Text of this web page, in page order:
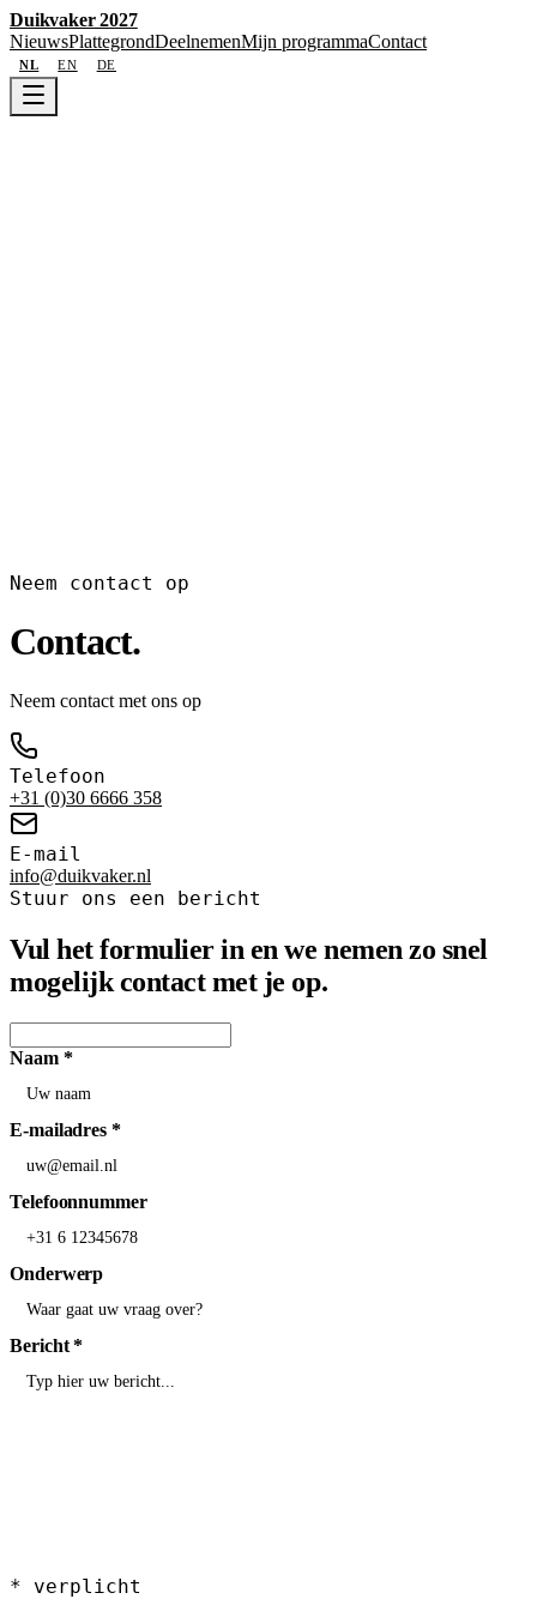
Duikvaker 2027
NieuwsPlattegrondDeelnemenMijn programmaContact
NL EN DE
Neem contact op
Contact.
Neem contact met ons op
Telefoon
+31 (0)30 6666 358
E-mail
info@duikvaker.nl
Stuur ons een bericht
Vul het formulier in en we nemen zo snel
mogelijk contact met je op.
Naam*
E-mailadres *
Telefoonnummer
Onderwerp
Bericht*
* verplicht